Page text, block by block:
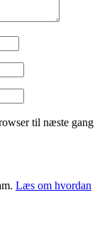
til næste gang
Læs om hvordan